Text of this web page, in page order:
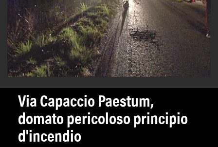
Via Capaccio Paestum,
domato pericoloso principio
d'incendio